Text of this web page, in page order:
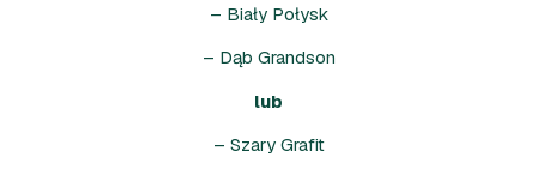
– Biały Połysk
– Dąb Grandson
lub
– Szary Grafit